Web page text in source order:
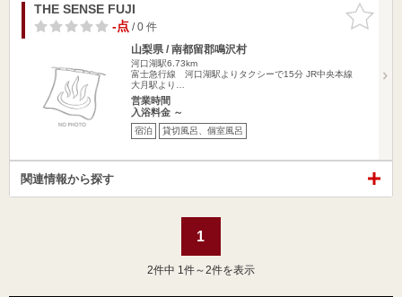
お気に入
りに追加
THE SENSE FUJI
-点/ 0 件
山梨県 / 南都留郡鳴沢村
河口湖駅6.73km
富士急行線 河口湖駅よりタクシーで15分 JR中央本線
大月駅より…
営業時間
入浴料金 ～
宿泊 貸切風呂、個室風呂
関連情報から探す
1
2件中 1件～2件を表示